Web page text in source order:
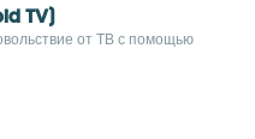
TV)
от ТВ с помощью